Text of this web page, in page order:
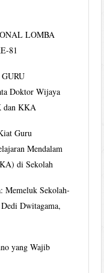
LOMBA
81
GURU
Doktor Wijaya
dan KKA
Guru
Mendalam
di Sekolah
Memeluk Sekolah-
Dedi Dwitagama,
yang Wajib